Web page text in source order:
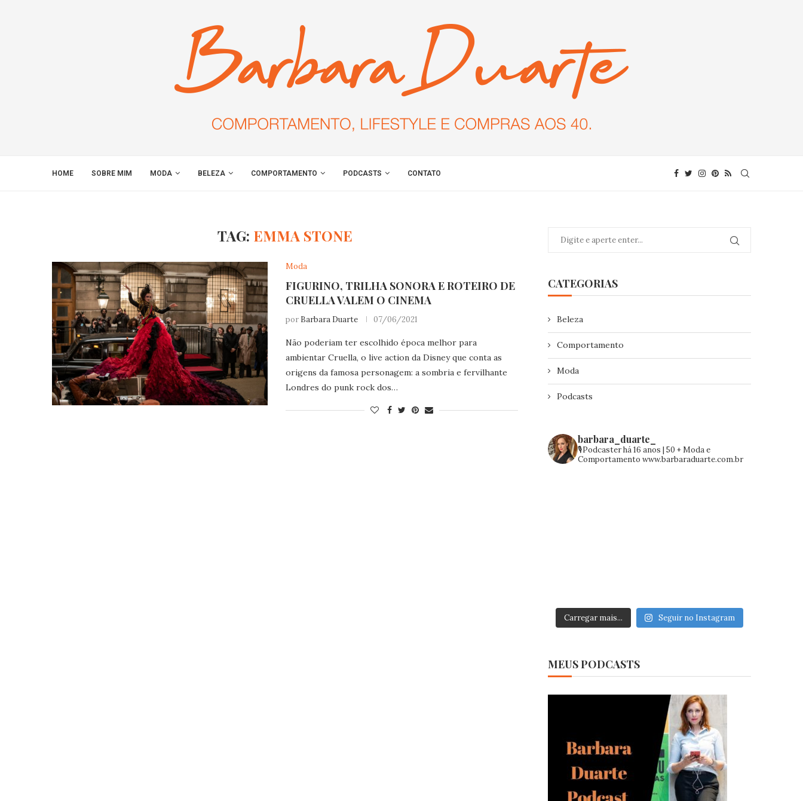
HOME SOBRE MIM MODA BELEZA COMPORTAMENTO PODCASTS CONTATO
TAG: EMMA STONE
Moda
FIGURINO, TRILHA SONORA E ROTEIRO DE
CRUELLA VALEM O CINEMA
por Barbara Duarte 07/06/2021
Não poderiam ter escolhido época melhor para
ambientar Cruella, o live action da Disney que conta as
origens da famosa personagem: a sombria e fervilhante
Londres do punk rock dos…
CATEGORIAS
Beleza
Comportamento
Moda
Podcasts
barbara_duarte_
🎙️Podcaster há 16 anos | 50 +Moda e
Comportamento www.barbaraduarte.com.br
Carregar mais... Seguir no Instagram
MEUS PODCASTS